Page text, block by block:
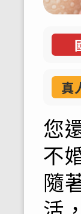
真
您
不
隨